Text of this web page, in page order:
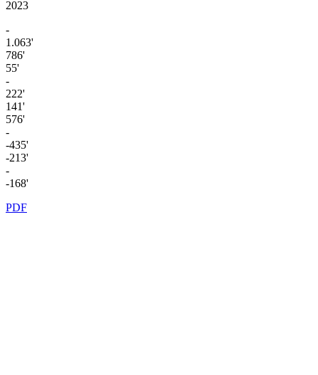
2023
-
1.063'
786'
55'
-
222'
141'
576'
-
-435'
-213'
-
-168'
PDF